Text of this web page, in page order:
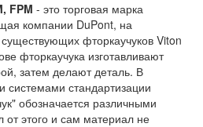
FPM - это торговая марка
компании DuPont, на
фторкаучуков Viton
фторкаучука изготавливают
затем делают деталь. В
системами стандартизации
обозначается различными
этого и сам материал не